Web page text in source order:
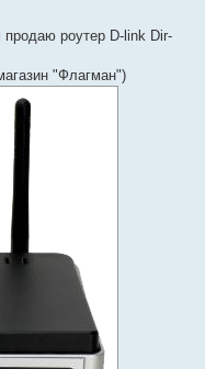
продаю роутер D-link Dir-
"Флагман")